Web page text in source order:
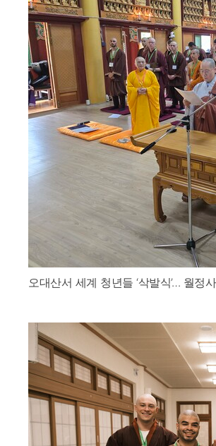
오대산서 세계 청년들 ‘삭발식’… 월